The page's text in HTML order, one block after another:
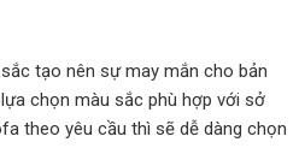
tạo nên sự may mắn cho bản
chọn màu sắc phù hợp với sở
theo yêu cầu thì sẽ dễ dàng chọn